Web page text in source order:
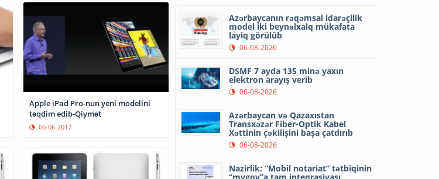
Apple iPad Pro-nun yeni modelini
təqdim edib-Qiymət
06-06-2017
Azərbaycanın rəqəmsal idarəçilik
model iki beynəlxalq mükafata
layiq görülüb
06-08-2026
DSMF 7 ayda 135 minə yaxın
elektron arayış verib
06-08-2026
Azərbaycan və Qazaxıstan
Transxəzər Fiber-Optik Kabel
Xəttinin çəkilişini başa çatdırıb
06-08-2026
Nazirlik: “Mobil notariat” tətbiqinin
“mygov”a tam inteqrasiyası